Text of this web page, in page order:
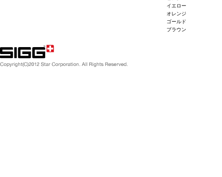
イエロー
オレンジ
ゴールド
ブラウン